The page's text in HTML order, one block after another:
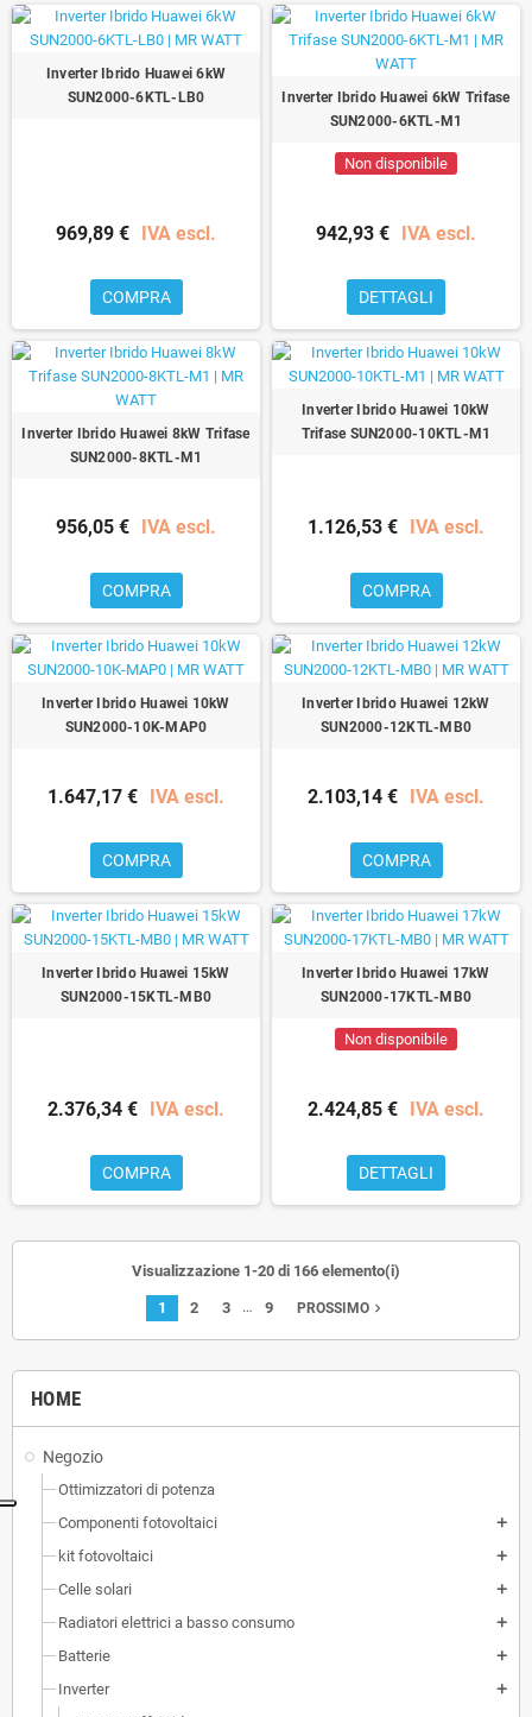
HOME
Negozio
Ottimizzatori di potenza
Componenti fotovoltaici
add
kit fotovoltaici add
Celle solari add
Radiatori elettrici a basso consumo add
Batterie add
Inverter add
Inverter Ibrido Huawei 6kW
SUN2000-6KTL-LB0
969,89 € IVA escl.
COMPRA
Inverter Ibrido Huawei 6kW Trifase
SUN2000-6KTL-M1
Non disponibile
942,93 € IVA escl.
DETTAGLI
Inverter Ibrido Huawei 8kW Trifase
SUN2000-8KTL-M1
956,05 € IVA escl.
COMPRA
Inverter Ibrido Huawei 10kW
Trifase SUN2000-10KTL-M1
1.126,53 € IVA escl.
COMPRA
Inverter Ibrido Huawei 10kW
SUN2000-10K-MAP0
1.647,17 € IVA escl.
COMPRA
Inverter Ibrido Huawei 12kW
SUN2000-12KTL-MB0
2.103,14 € IVA escl.
COMPRA
Inverter Ibrido Huawei 15kW
SUN2000-15KTL-MB0
2.376,34 € IVA escl.
COMPRA
Inverter Ibrido Huawei 17kW
SUN2000-17KTL-MB0
Non disponibile
2.424,85 € IVA escl.
DETTAGLI
Visualizzazione 1-20 di 166 elemento(i)
1 2 3 … 9 PROSSIMO navigate_next